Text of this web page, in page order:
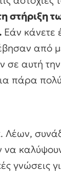
στήριξη
Εάν κάνετε
από
σε αυτή
πάρα
Λέων,
γνώσεις